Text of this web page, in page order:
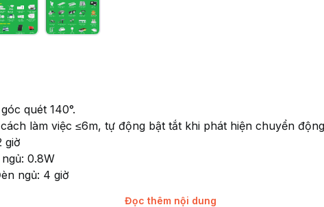
quét 140°.
làm việc ≤6m, tự động bật tắt khi phát hiện chuyển động
giờ
0.8W
ngủ: 4 giờ
Đọc thêm nội dung